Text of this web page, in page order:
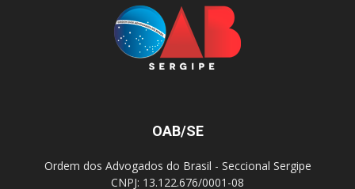
OAB/SE
Ordem dos Advogados do Brasil - Seccional Sergipe
CNPJ: 13.122.676/0001-08